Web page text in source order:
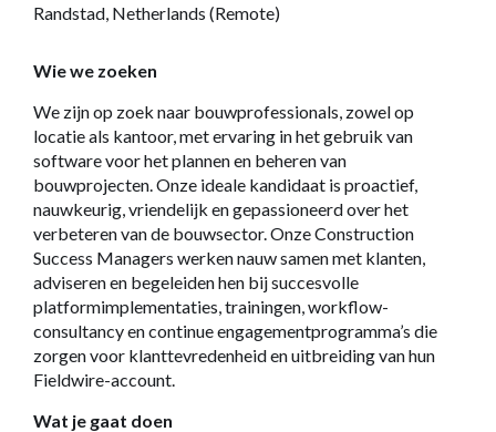
Randstad, Netherlands (Remote)
Wie we zoeken
We zijn op zoek naar bouwprofessionals, zowel op
locatie als kantoor, met ervaring in het gebruik van
software voor het plannen en beheren van
bouwprojecten. Onze ideale kandidaat is proactief,
nauwkeurig, vriendelijk en gepassioneerd over het
verbeteren van de bouwsector. Onze Construction
Success Managers werken nauw samen met klanten,
adviseren en begeleiden hen bij succesvolle
platformimplementaties, trainingen, workflow-
consultancy en continue engagementprogramma’s die
zorgen voor klanttevredenheid en uitbreiding van hun
Fieldwire-account.
Wat je gaat doen